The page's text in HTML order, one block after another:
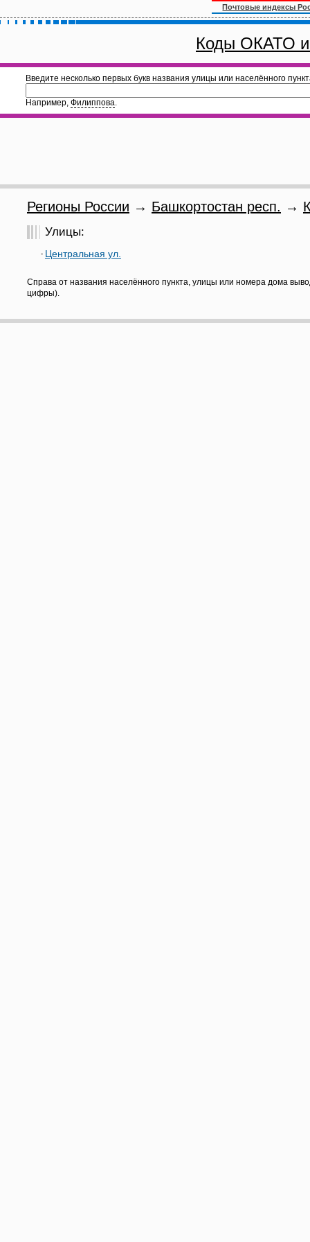
Почтовые индексы
Коды ОКАТО
Введите несколько первых букв названия улицы или населённого
Например, Филиппова.
Регионы России → Башкортостан респ. →
Улицы:
Центральная ул.
Справа от названия населённого пункта, улицы или номера дома
цифры).